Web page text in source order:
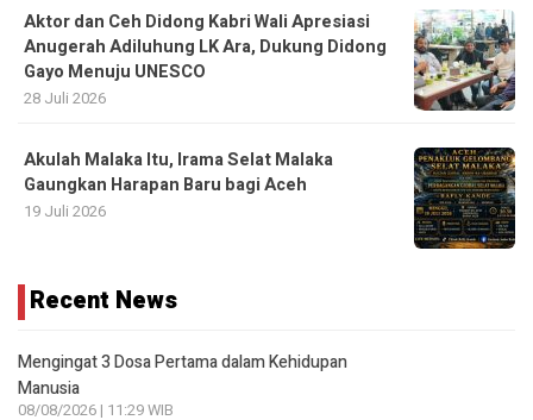
Aktor dan Ceh Didong Kabri Wali Apresiasi
Anugerah Adiluhung LK Ara, Dukung Didong
Gayo Menuju UNESCO
28 Juli 2026
Akulah Malaka Itu, Irama Selat Malaka
Gaungkan Harapan Baru bagi Aceh
19 Juli 2026
Recent News
Mengingat 3 Dosa Pertama dalam Kehidupan
Manusia
08/08/2026 | 11:29 WIB